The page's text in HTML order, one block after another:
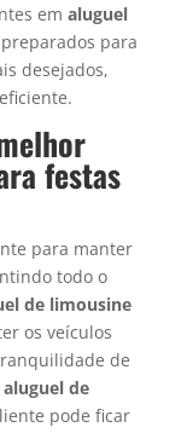
em aluguel
preparados para
desejados,
festas
para manter
todo o
de limousine
os veículos
de
aluguel de
pode ficar